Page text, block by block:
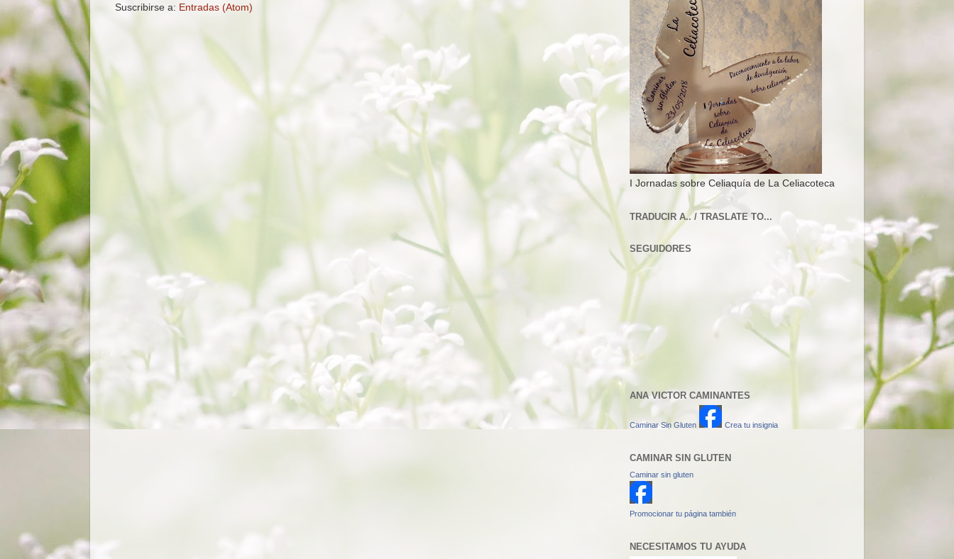
Suscribirse a: Entradas (Atom)
I Jornadas sobre Celiaquía de La Celiacoteca
TRADUCIR A.. / TRASLATE TO...
SEGUIDORES
ANA VICTOR CAMINANTES
Caminar Sin Gluten Crea tu insignia
CAMINAR SIN GLUTEN
Caminar sin gluten
Promocionar tu página también
NECESITAMOS TU AYUDA